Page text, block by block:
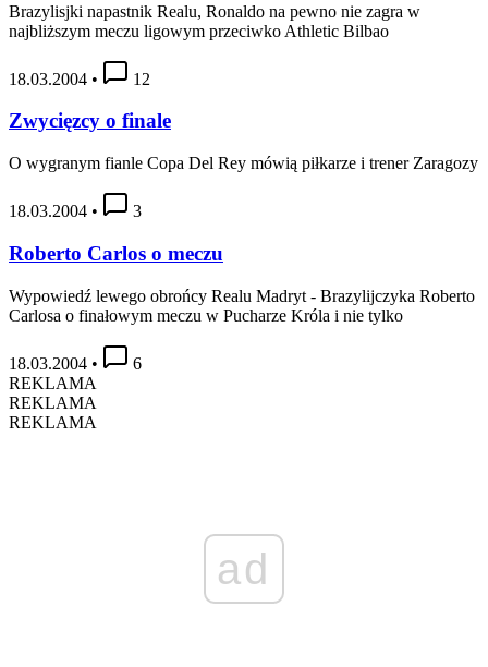
Brazylisjki napastnik Realu, Ronaldo na pewno nie zagra w
najbliższym meczu ligowym przeciwko Athletic Bilbao
18.03.2004 • 12
Zwycięzcy o finale
O wygranym fianle Copa Del Rey mówią piłkarze i trener Zaragozy
18.03.2004 • 3
Roberto Carlos o meczu
Wypowiedź lewego obrońcy Realu Madryt - Brazylijczyka Roberto
Carlosa o finałowym meczu w Pucharze Króla i nie tylko
18.03.2004 •
6
REKLAMA
REKLAMA
REKLAMA
ad